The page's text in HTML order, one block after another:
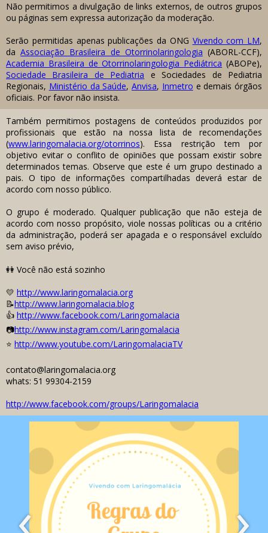
Não permitimos a divulgação de links externos, de outros grupos
ou páginas sem expressa autorização da moderação.
Serão permitidas apenas publicações da ONG Vivendo com LM,
daAssociação Brasileira de Otorrinolaringologia (ABORL-CCF),
Academia Brasileira de Otorrinolaringologia Pediátrica (ABOPe),
Sociedade Brasileira de Pediatria e Sociedades de Pediatria
Regionais, Ministério da Saúde, Anvisa, Inmetro e demais órgãos
oficiais. Por favor não insista.
Também permitimos postagens de conteúdos produzidos por
profissionais que estão na nossa lista de recomendações
(www.laringomalacia.org/otorrinos). Essa restrição tem por
objetivo evitar o conflito de opiniões que possam existir sobre
determinados temas. Observe que este é um grupo destinado a
pais. O tipo de informações compartilhadas deverá estar de
acordo com nosso público.
O grupo é moderado. Qualquer publicação que não esteja de
acordo com nosso propósito, viole nossas políticas ou a critério
da administração, poderá ser apagada e o responsável excluído
sem aviso prévio,
👭 Você não está sozinho
💛 http://www.laringomalacia.org
📝http://www.laringomalacia.blog
👍 http://www.facebook.com/Laringomalacia
📷http://www.instagram.com/Laringomalacia
⭐ http://www.youtube.com/LaringomalaciaTV
contato@laringomalacia.org
whats: 51 99304-2159
http://www.facebook.com/groups/Laringomalacia